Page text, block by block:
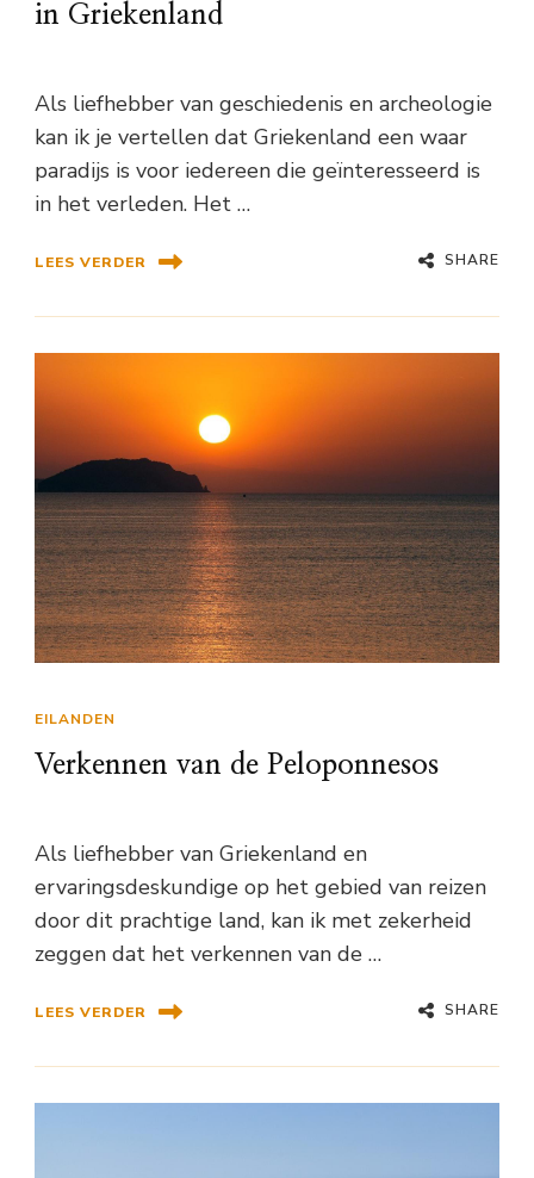
in Griekenland
Als liefhebber van geschiedenis en archeologie
kan ik je vertellen dat Griekenland een waar
paradijs is voor iedereen die geïnteresseerd is
in het verleden. Het …
LEES VERDER SHARE
EILANDEN
Verkennen van de Peloponnesos
Als liefhebber van Griekenland en
ervaringsdeskundige op het gebied van reizen
door dit prachtige land, kan ik met zekerheid
zeggen dat het verkennen van de …
LEES VERDER SHARE